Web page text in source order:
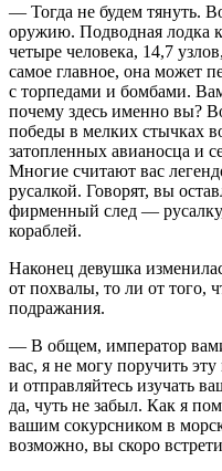
— Тогда не будем тянуть.
оружию. Подводная лодка
четыре человека, 14,7
самое главное, она может
с торпедами и бомбами.
почему здесь именно вы?
победы в мелких стычках
затопленных авианосца и
Многие считают вас
русалкой. Говорят, вы
фирменный след —
кораблей.
Наконец девушка
от похвалы, то ли от того,
подражания.
— В общем, император
вас, я не могу поручить
и отправляйтесь изучать
да, чуть не забыл. Как я
вашим сокурсником в
возможно, вы скоро